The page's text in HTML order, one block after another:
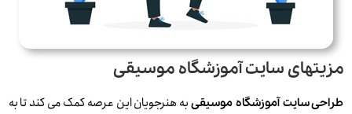
مزیتهای سایت آموزشگاه موسیقی
طراحی سایت آموزشگاه موسیقی به هنرجویان این عرصه کمک می ‌کند تا به